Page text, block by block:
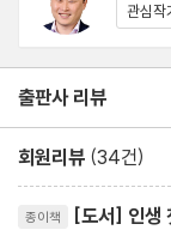
17 왜 84제곱미터
18 실거래가는 시
19 계약을 물릴 수도
22 신축 빌라 전세
관심작
출판사 리뷰
회원리뷰 (34건)
종이책 [도서] 인생